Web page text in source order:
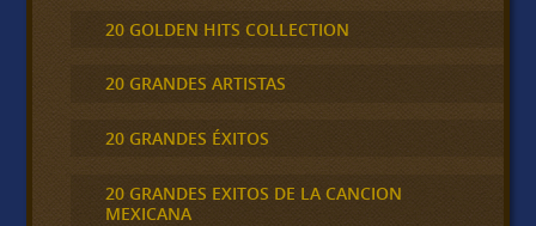
20 GOLDEN HITS COLLECTION
20 GRANDES ARTISTAS
20 GRANDES ÉXITOS
20 GRANDES EXITOS DE LA CANCION
MEXICANA